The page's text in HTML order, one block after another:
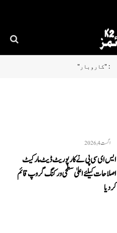
اگست 4, 2026
ایس ای سی پی نے کارپوریٹ ڈیٹ مارکیٹ
اصلاحات کیلئے اعلیٰ سطحی ورکنگ گروپ قائم
کر دیا